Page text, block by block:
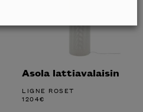
Asola lattiavalaisin
LIGNE ROSET
1204€